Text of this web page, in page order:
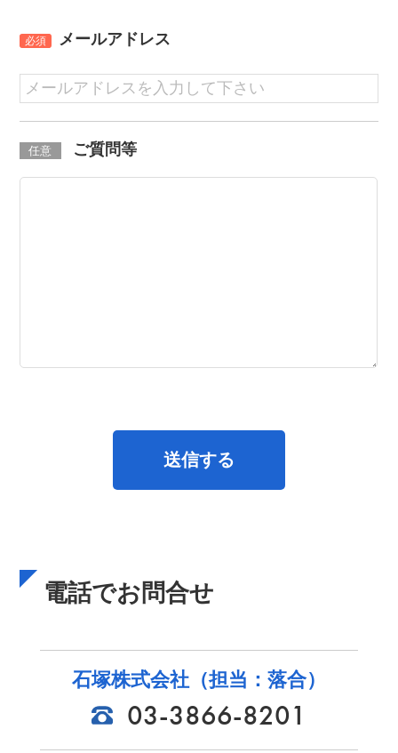
必須 メールアドレス
任意 ご質問等
電話でお問合せ
石塚株式会社（担当：落合）
03-3866-8201